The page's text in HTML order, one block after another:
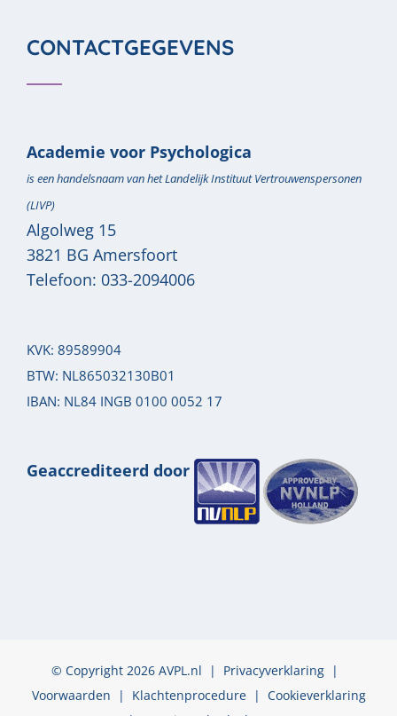
CONTACTGEGEVENS
Academie voor Psychologica
is een handelsnaam van het Landelijk Instituut Vertrouwenspersonen
(LIVP)
Algolweg 15
3821 BG Amersfoort
Telefoon: 033-2094006
KVK: 89589904
BTW: NL865032130B01
IBAN: NL84 INGB 0100 0052 17
Geaccrediteerd door
© Copyright 2026 AVPL.nl | Privacyverklaring |
Voorwaarden | Klachtenprocedure| Cookieverklaring